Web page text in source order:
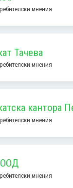
мнения
Тачева
мнения
кантора
мнения
мнения